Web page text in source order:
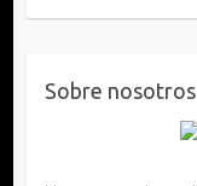
Sobre nosotros